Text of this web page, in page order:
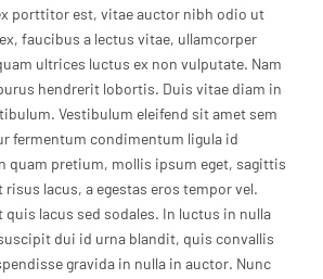
porttitor est, vitae auctor nibh odio ut
faucibus a lectus vitae, ullamcorper
ultrices luctus ex non vulputate. Nam
hendrerit lobortis. Duis vitae diam in
Vestibulum eleifend sit amet sem
fermentum condimentum ligula id
quam pretium, mollis ipsum eget, sagittis
risus lacus, a egestas eros tempor vel.
lacus sed sodales. In luctus in nulla
dui id urna blandit, quis convallis
gravida in nulla in auctor. Nunc